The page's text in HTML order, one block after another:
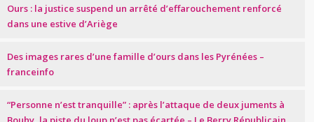
Ours : la justice suspend un arrêté d’effarouchement renforcé
dans une estive d’Ariège
Des images rares d’une famille d’ours dans les Pyrénées –
franceinfo
“Personne n’est tranquille” : après l’attaque de deux juments à